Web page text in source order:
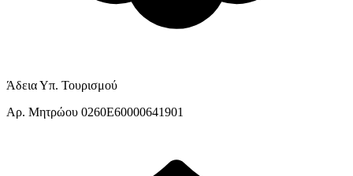
Άδεια Υπ. Τουρισμού
Αρ. Μητρώου 0260E60000641901